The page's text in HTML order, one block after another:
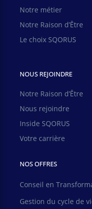
Notre métier
Notre Raison d’Être
Le choix SQORUS
NOUS REJOINDRE
Notre Raison d’Être
Nous rejoindre
Inside SQORUS
Votre carrière
NOS OFFRES
Conseil en
Gestion du cycle de